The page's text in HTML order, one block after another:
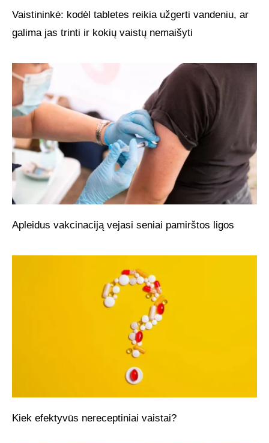
Vaistininkė: kodėl tabletes reikia užgerti vandeniu, ar
galima jas trinti ir kokių vaistų nemaišyti
Apleidus vakcinaciją vejasi seniai pamirštos ligos
Kiek efektyvūs nereceptiniai vaistai?